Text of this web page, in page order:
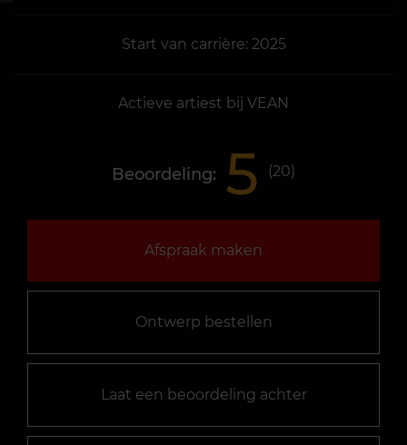
Start van carrière: 2025
Actieve artiest bij VEAN
Beoordeling: 5 (20)
Afspraak maken
Ontwerp bestellen
Laat een beoordeling achter